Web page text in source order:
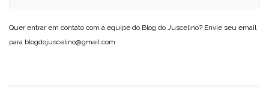
Quer entrar em contato com a equipe do Blog do Juscelino? Envie seu email
para blogdojuscelino@gmail.com